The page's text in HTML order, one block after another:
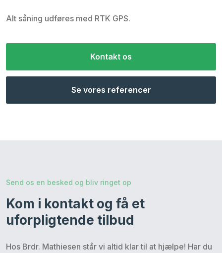
Alt såning udføres med RTK GPS.​
​Kontakt os
Se vores referencer
Send os en besked og bliv ringet op
Kom i kontakt og få et
uforpligtende tilbud
Hos Brdr. Mathiesen står vi altid klar til at hjælpe! Har du